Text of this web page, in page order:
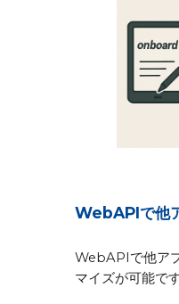
WebAPIで他
WebAPIで他ア
マイズが可能です